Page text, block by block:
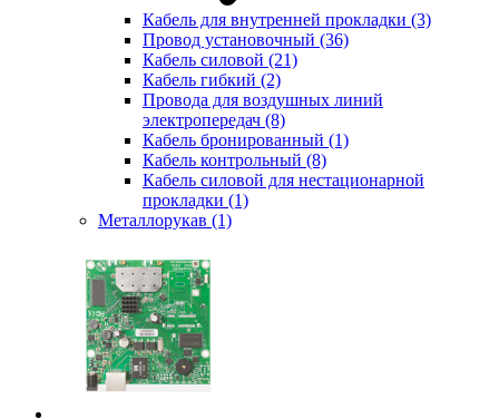
Кабель для внутренней прокладки (3)
Провод установочный (36)
Кабель силовой (21)
Кабель гибкий (2)
Провода для воздушных линий
электропередач (8)
Кабель бронированный (1)
Кабель контрольный (8)
Кабель силовой для нестационарной
прокладки (1)
Металлорукав (1)